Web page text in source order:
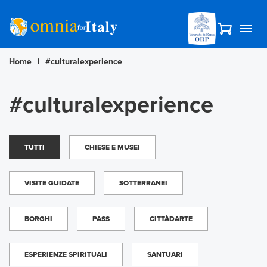
Home | #culturalexperience
#culturalexperience
TUTTI CHIESE E MUSEI
VISITE GUIDATE SOTTERRANEI
BORGHI PASS CITTÀDARTE
ESPERIENZE SPIRITUALI SANTUARI